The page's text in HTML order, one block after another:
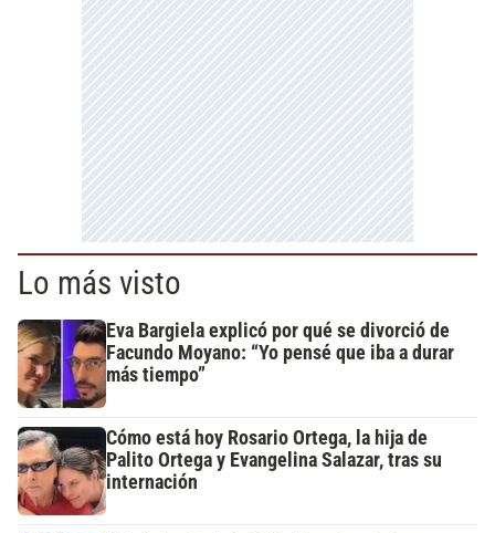
Lo más visto
Eva Bargiela explicó por qué se divorció de
Facundo Moyano: “Yo pensé que iba a durar
más tiempo”
Cómo está hoy Rosario Ortega, la hija de
Palito Ortega y Evangelina Salazar, tras su
internación